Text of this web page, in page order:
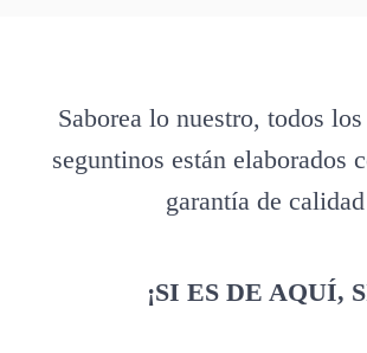
Saborea lo nuestro, todos
seguntinos están elaborados
garantía de calidad
¡SI ES DE AQUÍ,